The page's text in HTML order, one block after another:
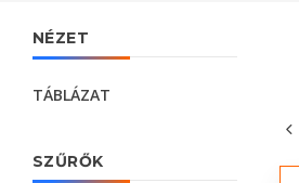
NÉZET
TÁBLÁZAT
SZŰRŐK